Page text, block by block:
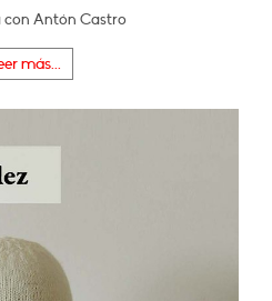
con Antón Castro
más...